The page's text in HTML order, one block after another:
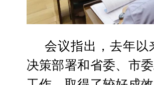
会议指出，去年以
决策部署和省委、市